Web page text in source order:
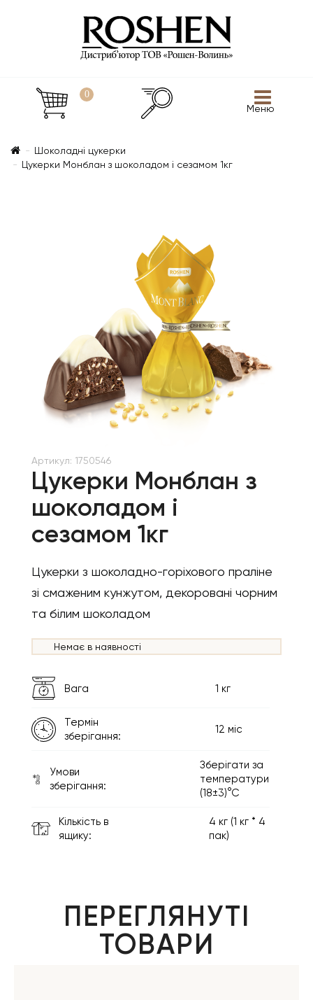
Меню
0
Шоколадні цукерки
Цукерки Монблан з шоколадом і сезамом 1кг
Артикул: 1750546
Цукерки Монблан з
шоколадом і
сезамом 1кг
Цукерки з шоколадно-горіхового праліне
зі смаженим кунжутом, декоровані чорним
та білим шоколадом
Немає в наявності
Вага 1 кг
Термін
зберігання:
12 міс
Умови
зберігання:
Зберігати за
температури
(18±3)°С
Кількість в
ящику:
4 кг (1 кг * 4
пак)
ПЕРЕГЛЯНУТІ
ТОВАРИ